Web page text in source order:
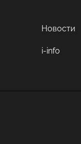
Новости
i-info